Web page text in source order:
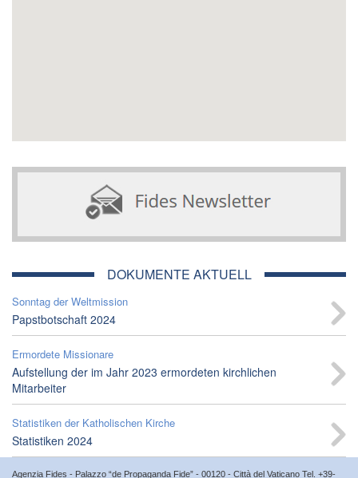
DOKUMENTE AKTUELL
Sonntag der Weltmission
Papstbotschaft 2024
Ermordete Missionare
Aufstellung der im Jahr 2023 ermordeten kirchlichen
Mitarbeiter
Statistiken der Katholischen Kirche
Statistiken 2024
Agenzia Fides - Palazzo “de Propaganda Fide” - 00120 - Città del Vaticano Tel. +39-